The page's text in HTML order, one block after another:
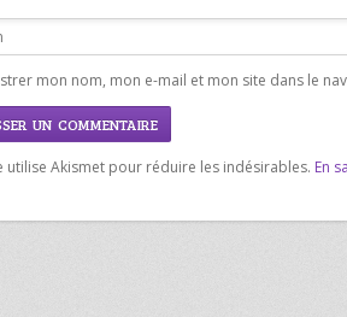
mon nom, mon e-mail et mon site dans le
utilise Akismet pour réduire les indésirables. En